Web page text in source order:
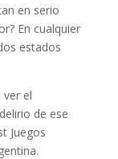
en serio
En cualquier
estados
ver el
de ese
Juegos